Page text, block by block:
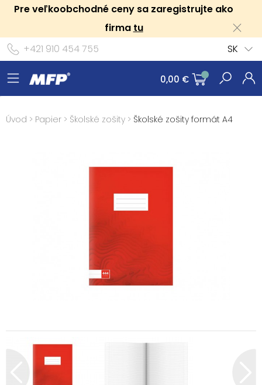
Pre veľkoobchodné ceny sa zaregistrujte ako
firma tu
+421 910 454 755
SK
0,00 €
Úvod > Papier > Školské zošity > Školské zošity formát A4